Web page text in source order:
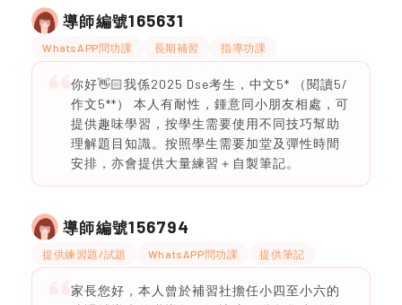
導師編號165631
WhatsAPP問功課 長期補習 指導功課
你好👋🏻我係2025 Dse考生，中文5* （閱讀5/
作文5**） 本人有耐性，鍾意同小朋友相處，可
提供趣味學習，按學生需要使用不同技巧幫助
理解題目知識。按照學生需要加堂及彈性時間
安排，亦會提供大量練習＋自製筆記。
導師編號156794
提供練習題/試題 WhatsAPP問功課 提供筆記
家長您好，本人曾於補習社擔任小四至小六的